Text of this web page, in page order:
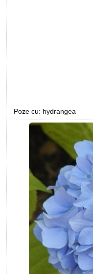
Poze cu: hydrangea